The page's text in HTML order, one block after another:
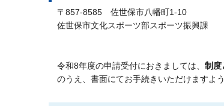
〒857-8585
佐世保市八幡町1-10
佐世保市文化スポーツ部スポーツ振興課
令和8年度の申請受付におきましては、 制度
のうえ、書面にてお手続きいただけますよ